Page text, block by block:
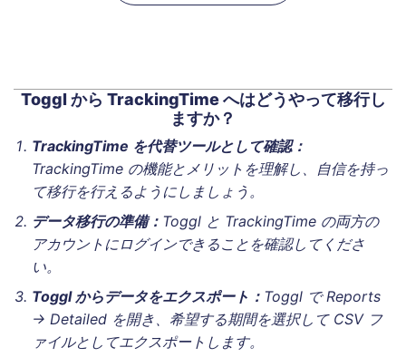
Toggl から TrackingTime へはどうやって移行し
ますか？
TrackingTime を代替ツールとして確認：
TrackingTime の機能とメリットを理解し、自信を持っ
て移行を行えるようにしましょう。
データ移行の準備： Toggl と TrackingTime の両方の
アカウントにログインできることを確認してくださ
い。
Toggl からデータをエクスポート： Toggl でReports
→ Detailed を開き、希望する期間を選択して CSV フ
ァイルとしてエクスポートします。